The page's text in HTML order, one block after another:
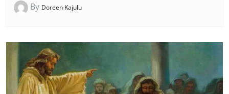
By Doreen Kajulu